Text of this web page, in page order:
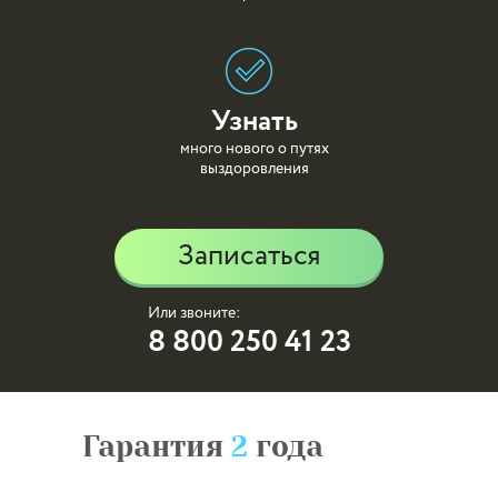
Узнать
много нового о путях
выздоровления
Записаться
Или звоните:
8 800 250 41 23
Гарантия 2 года